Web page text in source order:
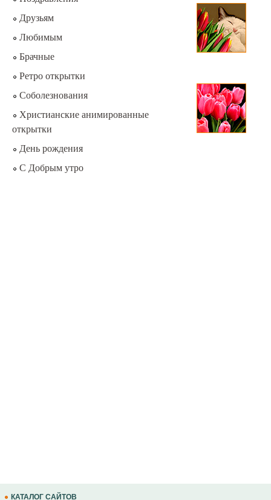
Друзьям
Любимым
Брачные
Ретро открытки
Соболезнования
Христианские анимированные
открытки
День рождения
С Добрым утро
КАТАЛОГ САЙТОВ